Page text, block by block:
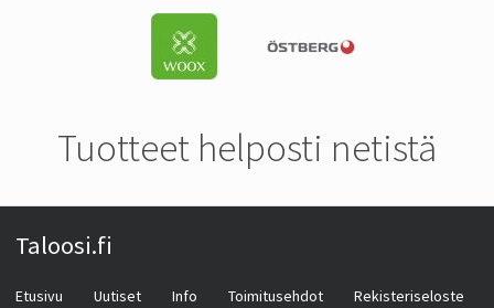
Tuotteet helposti netistä
Taloosi.fi
Etusivu Uutiset Info Toimitusehdot
Rekisteriseloste